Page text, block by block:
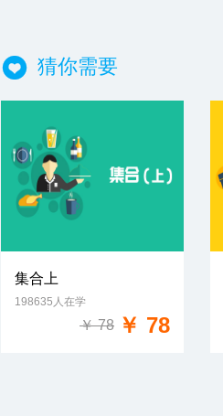
猜你需要
免费试学
集合上
198635人在学
￥ 78 ￥ 78